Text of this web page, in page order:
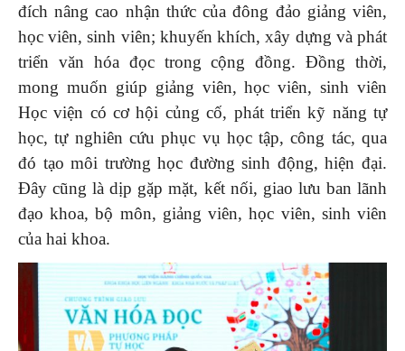
đích nâng cao nhận thức của đông đảo giảng viên,
học viên, sinh viên; khuyến khích, xây dựng và phát
triển văn hóa đọc trong cộng đồng. Đồng thời,
mong muốn giúp giảng viên, học viên, sinh viên
Học viện có cơ hội củng cố, phát triển kỹ năng tự
học, tự nghiên cứu phục vụ học tập, công tác, qua
đó tạo môi trường học đường sinh động, hiện đại.
Đây cũng là dịp gặp mặt, kết nối, giao lưu ban lãnh
đạo khoa, bộ môn, giảng viên, học viên, sinh viên
của hai khoa.